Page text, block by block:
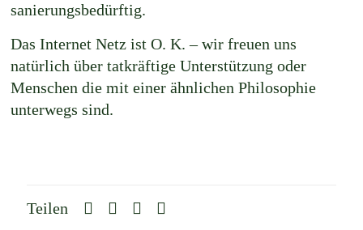
sanierungsbedürftig.
Das Internet Netz ist O. K. – wir freuen uns
natürlich über tatkräftige Unterstützung oder
Menschen die mit einer ähnlichen Philosophie
unterwegs sind.
Teilen